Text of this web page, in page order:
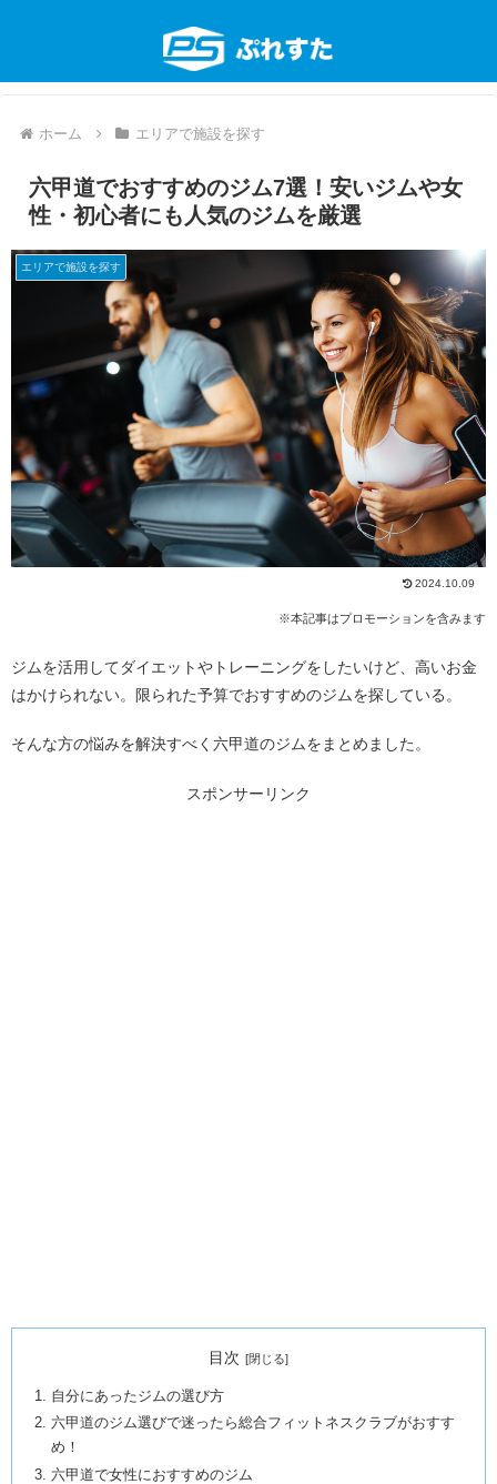
ホーム エリアで施設を探す
六甲道でおすすめのジム7選！安いジムや女
性・初心者にも人気のジムを厳選
エリアで施設を探す
2024.10.09
※本記事はプロモーションを含みます
ジムを活用してダイエットやトレーニングをしたいけど、高いお金
はかけられない。限られた予算でおすすめのジムを探している。
そんな方の悩みを解決すべく六甲道のジムをまとめました。
スポンサーリンク
目次
自分にあったジムの選び方
六甲道のジム選びで迷ったら総合フィットネスクラブがおすす
め！
六甲道で女性におすすめのジム